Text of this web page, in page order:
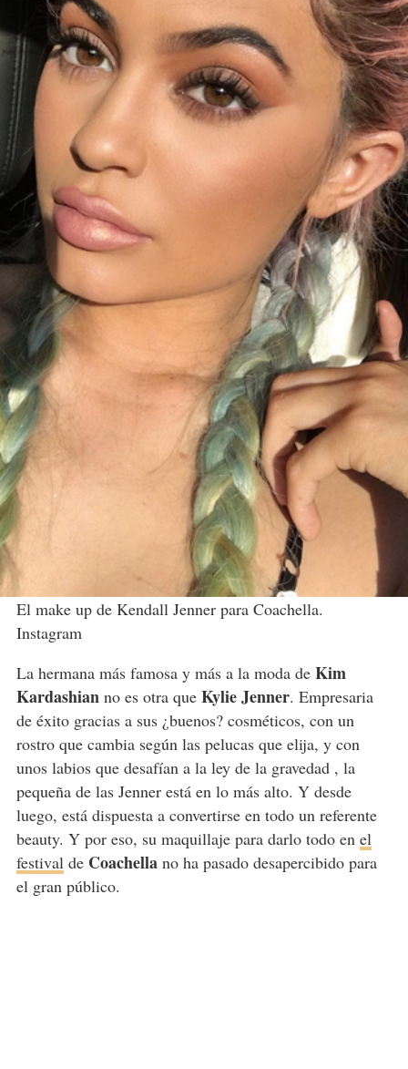
El make up de Kendall Jenner para Coachella.
Instagram
La hermana más famosa y más a la moda deKim
Kardashian no es otra que Kylie Jenner. Empresaria
de éxito gracias a sus ¿buenos? cosméticos, con un
rostro que cambia según las pelucas que elija, y con
unos labios que desafían a la ley de la gravedad , la
pequeña de las Jenner está en lo más alto. Y desde
luego, está dispuesta a convertirse en todo un referente
beauty. Y por eso, su maquillaje para darlo todo en el
festival de Coachellano ha pasado desapercibido para
el gran público.